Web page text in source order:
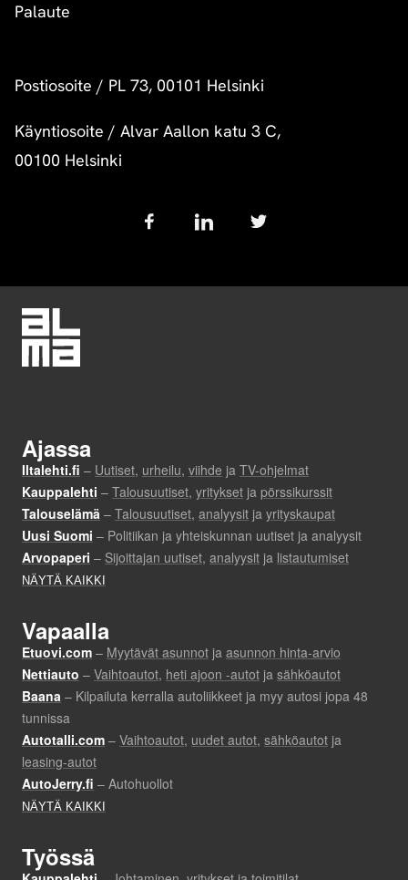
Palaute
Postiosoite / PL 73, 00101 Helsinki
Käyntiosoite / Alvar Aallon katu 3 C,
00100 Helsinki